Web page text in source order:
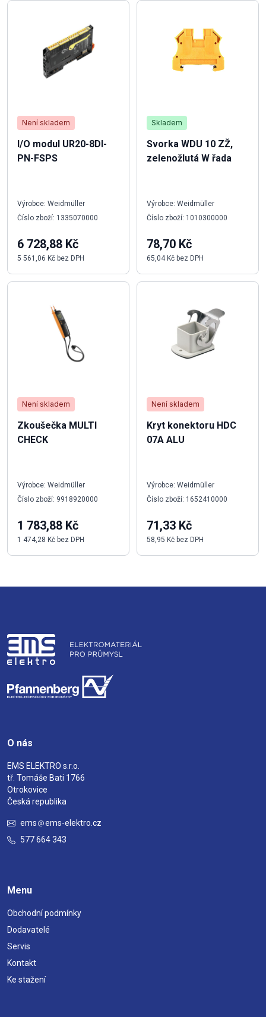
Není skladem
I/O modul UR20-8DI-
PN-FSPS
Výrobce: Weidmüller
Číslo zboží: 1335070000
6 728,88 Kč
5 561,06 Kč bez DPH
Není skladem
Zkoušečka MULTI
CHECK
Výrobce: Weidmüller
Číslo zboží: 9918920000
1 783,88 Kč
1 474,28 Kč bez DPH
Skladem
Svorka WDU 10 ZŽ,
zelenožlutá W řada
Výrobce: Weidmüller
Číslo zboží: 1010300000
78,70 Kč
65,04 Kč bez DPH
Není skladem
Kryt konektoru HDC
07A ALU
Výrobce: Weidmüller
Číslo zboží: 1652410000
71,33 Kč
58,95 Kč bez DPH
O nás
EMS ELEKTRO s.r.o.
tř. Tomáše Bati 1766
Otrokovice
Česká republika
ems
ems-elektro.cz
577 664 343
Menu
Obchodní podmínky
Dodavatelé
Servis
Kontakt
Ke stažení